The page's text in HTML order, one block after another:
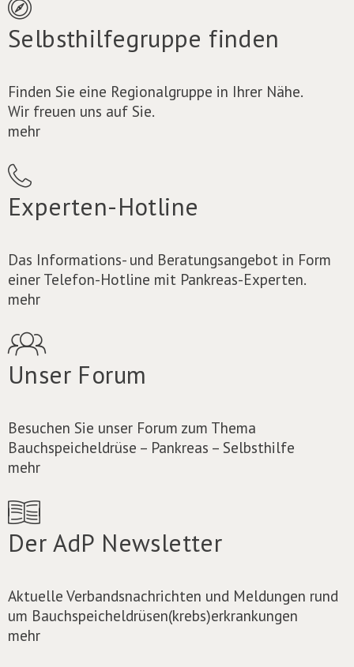
Selbsthilfegruppe finden
Finden Sie eine Regionalgruppe in Ihrer Nähe.
Wir freuen uns auf Sie.
mehr
Experten-Hotline
Das Informations- und Beratungsangebot in Form
einer Telefon-Hotline mit Pankreas-Experten.
mehr
Unser Forum
Besuchen Sie unser Forum zum Thema
Bauchspeicheldrüse – Pankreas – Selbsthilfe
mehr
Der AdP Newsletter
Aktuelle Verbandsnachrichten und Meldungen rund
um Bauchspeicheldrüsen(krebs)erkrankungen
mehr